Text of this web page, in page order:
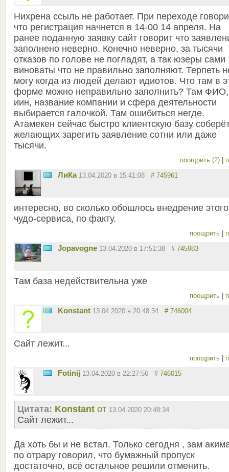
Нихрена ссыль не работает. При переходе
что регистрация начнется в 14-00 14 апреля. На
ранее поданную заявку сайт говорит что
заполнено неверно. Конечно неверно, за тысячи
отказов по голове не погладят, а так юзеры сами
виноваты что не правильно заполняют. Терпеть
могу когда из людей делают идиотов. Что там в
форме можно неправильно заполнить? Там ФИО,
иин, название компании и сфера деятельности
выбирается галочкой. Там ошибиться негде.
Атамекен сейчас быстро клиентскую базу
желающих зарегить заявление сотни или даже
тысячи.
поощрить (2)
ЛиКа 13.04.2020 в 15:41:08 # 745961
интересно, во сколько обошлось внедрение этого
чудо-сервиса, по факту.
поощрить
Jopavogne 13.04.2020 в 17:51:38 # 745983
Там база недействительна уже
поощрить
Konstant 13.04.2020 в 20:48:34 # 746004
Сайт лежит...
поощрить
Fotinij 13.04.2020 в 22:27:56 # 746015
Цитата: Konstant от 13.04.2020 20:48:34
Сайт лежит...
Да хоть бы и не встал. Только сегодня , зам
по отрару говорил, что бумажный пропуск
достаточно, всё остальное решили отменить.